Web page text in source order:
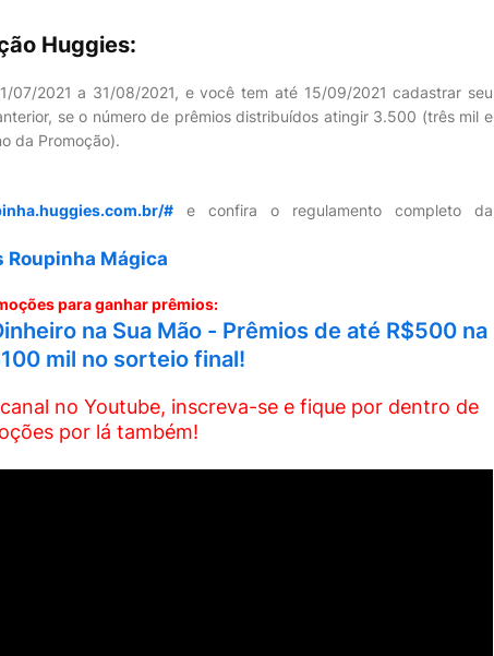
Huggies:
2021 a 31/08/2021, e você tem até 15/09/2021 cadastrar seu
se o número de prêmios distribuídos atingir 3.500 (três mil e
da Promoção).
# e confira o regulamento completo da
Roupinha Mágica
para ganhar prêmios:
na Sua Mão - Prêmios de até R$500 na
mil no sorteio final!
no Youtube, inscreva-se e fique por dentro de
por lá também!